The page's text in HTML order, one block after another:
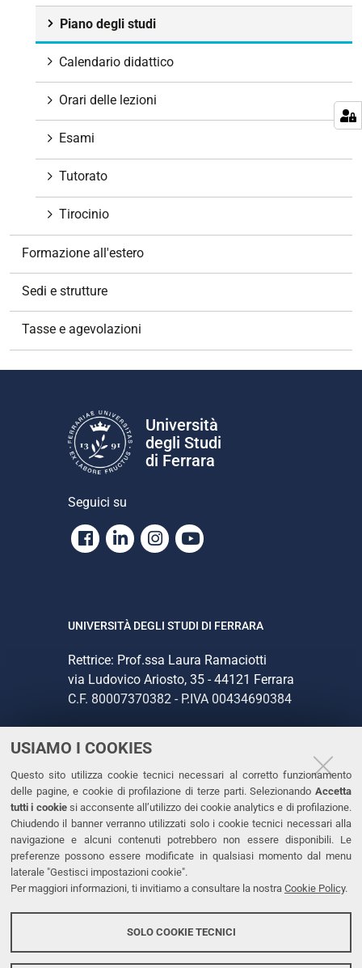
USIAMO I COOKIES
Questo sito utilizza cookie tecnici necessari al corretto funzionamento
delle pagine, e cookie di profilazione di terze parti. Selezionando Accetta
tutti i cookiesi acconsente all’utilizzo dei cookie analytics e di profilazione.
Chiudendo il banner verranno utilizzati solo i cookie tecnici necessari alla
navigazione e alcuni contenuti potrebbero non essere disponibili. Le
preferenze possono essere modificate in qualsiasi momento dal menu
laterale "Gestisci impostazioni cookie".
Per maggiori informazioni, ti invitiamo a consultare la nostra Cookie Policy.
SOLO COOKIE TECNICI
Piano degli studi
Calendario didattico
Orari delle lezioni
Esami
Tutorato
Tirocinio
Formazione all'estero
Sedi e strutture
Tasse e agevolazioni
Università
degli Studi
di Ferrara
Seguici su
Facebook
LinkedinInstagram
Youtube
UNIVERSITÀ DEGLI STUDI DI FERRARA
Rettrice: Prof.ssa Laura Ramaciotti
via Ludovico Ariosto, 35 - 44121 Ferrara
C.F. 80007370382 - P.IVA 00434690384
CONTATTI
Tel. +39 0532 293111
Fax. +39 0532 293031
PEC
LINKS
Dichiarazione di accessibilità
Protezione dati personali